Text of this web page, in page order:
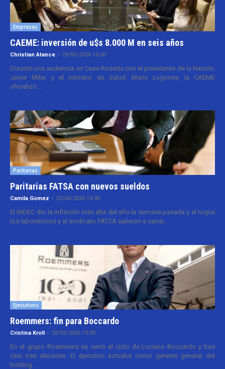
Empresas
CAEME: inversión de u$s 8.000 M en seis años
Christian Atance - 29/05/2026 15:00
Durante una audiencia en Casa Rosada con el presidente de la Nación,
Javier Milei, y el ministro de Salud, Mario Lugones, la CAEME
oficializó...
Paritarias
Paritarias FATSA con nuevos sueldos
Camila Gomez - 22/04/2026 14:30
El INDEC dio la inflación más alta del año la semana pasada y al toque
los laboratorios y el sindicato FATSA salieron a cerrar...
Ejecutivos
Roemmers: fin para Boccardo
Cristina Kroll - 20/05/2026 13:00
En el grupo Roemmers se cerró el ciclo de Luciano Boccardo y tras
casi tres décadas. El ejecutivo actuaba como gerente general del
holding...